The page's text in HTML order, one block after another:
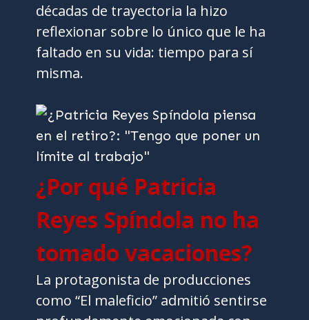
décadas de trayectoria la hizo
reflexionar sobre lo único que le ha
faltado en su vida: tiempo para sí
misma.
¿Por qué Patricia
Reyes Spíndola no ha
tomado vacaciones?
La protagonista de producciones
como “El maleficio” admitió sentirse